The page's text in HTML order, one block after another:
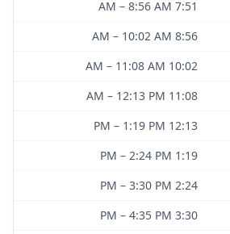
7:51 AM
– 8:56 AM
8:56 AM
– 10:02 AM
10:02 AM
– 11:08 AM
11:08 AM
– 12:13 PM
12:13 PM
– 1:19 PM
1:19 PM
– 2:24 PM
2:24 PM
– 3:30 PM
3:30 PM
– 4:35 PM